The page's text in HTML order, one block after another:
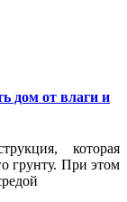
дом от влаги и
которая
грунту. При этом